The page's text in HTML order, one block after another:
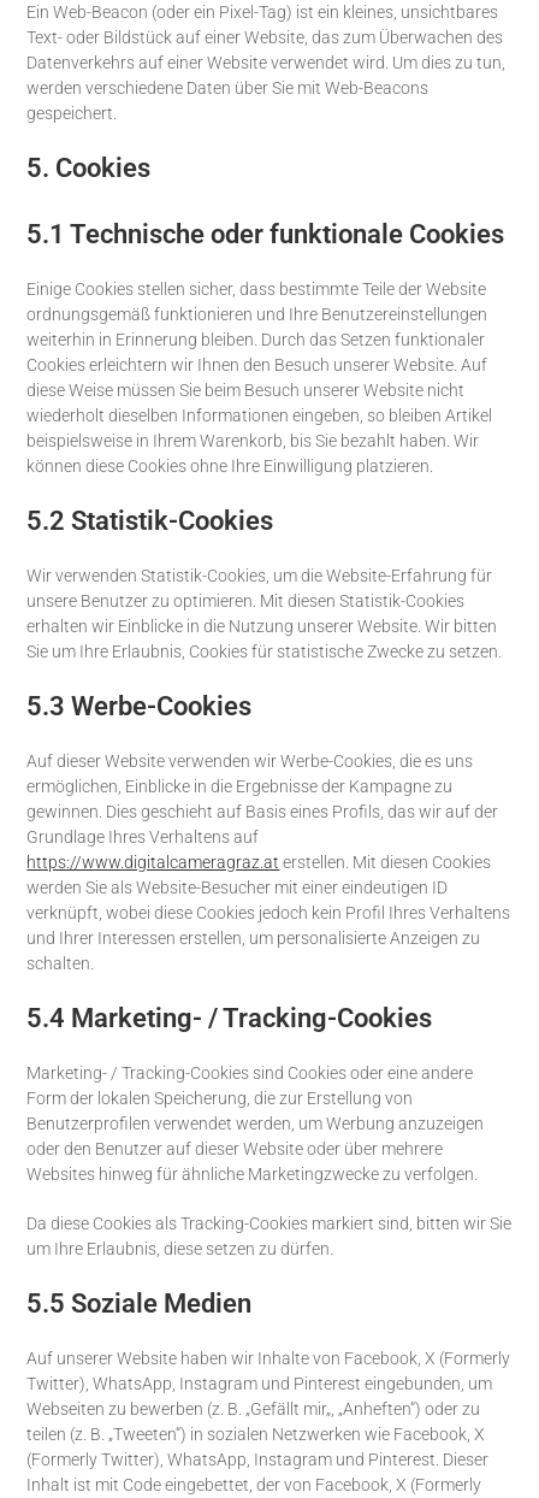
Ein Web-Beacon (oder ein Pixel-Tag) ist ein kleines, unsichtbares
Text- oder Bildstück auf einer Website, das zum Überwachen des
Datenverkehrs auf einer Website verwendet wird. Um dies zu tun,
werden verschiedene Daten über Sie mit Web-Beacons
gespeichert.
5. Cookies
5.1 Technische oder funktionale Cookies
Einige Cookies stellen sicher, dass bestimmte Teile der Website
ordnungsgemäß funktionieren und Ihre Benutzereinstellungen
weiterhin in Erinnerung bleiben. Durch das Setzen funktionaler
Cookies erleichtern wir Ihnen den Besuch unserer Website. Auf
diese Weise müssen Sie beim Besuch unserer Website nicht
wiederholt dieselben Informationen eingeben, so bleiben Artikel
beispielsweise in Ihrem Warenkorb, bis Sie bezahlt haben. Wir
können diese Cookies ohne Ihre Einwilligung platzieren.
5.2 Statistik-Cookies
Wir verwenden Statistik-Cookies, um die Website-Erfahrung für
unsere Benutzer zu optimieren. Mit diesen Statistik-Cookies
erhalten wir Einblicke in die Nutzung unserer Website. Wir bitten
Sie um Ihre Erlaubnis, Cookies für statistische Zwecke zu setzen.
5.3 Werbe-Cookies
Auf dieser Website verwenden wir Werbe-Cookies, die es uns
ermöglichen, Einblicke in die Ergebnisse der Kampagne zu
gewinnen. Dies geschieht auf Basis eines Profils, das wir auf der
Grundlage Ihres Verhaltens auf
https://www.digitalcameragraz.at erstellen. Mit diesen Cookies
werden Sie als Website-Besucher mit einer eindeutigen ID
verknüpft, wobei diese Cookies jedoch kein Profil Ihres Verhaltens
und Ihrer Interessen erstellen, um personalisierte Anzeigen zu
schalten.
5.4 Marketing- / Tracking-Cookies
Marketing- / Tracking-Cookies sind Cookies oder eine andere
Form der lokalen Speicherung, die zur Erstellung von
Benutzerprofilen verwendet werden, um Werbung anzuzeigen
oder den Benutzer auf dieser Website oder über mehrere
Websites hinweg für ähnliche Marketingzwecke zu verfolgen.
Da diese Cookies als Tracking-Cookies markiert sind, bitten wir Sie
um Ihre Erlaubnis, diese setzen zu dürfen.
5.5 Soziale Medien
Auf unserer Website haben wir Inhalte von Facebook, X (Formerly
Twitter), WhatsApp, Instagram und Pinterest eingebunden, um
Webseiten zu bewerben (z. B. „Gefällt mir„, „Anheften“) oder zu
teilen (z. B. „Tweeten“) in sozialen Netzwerken wie Facebook, X
(Formerly Twitter), WhatsApp, Instagram und Pinterest. Dieser
Inhalt ist mit Code eingebettet, der von Facebook, X (Formerly